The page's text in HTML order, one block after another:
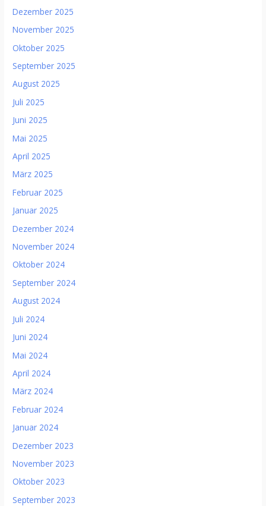
Dezember 2025
November 2025
Oktober 2025
September 2025
August 2025
Juli 2025
Juni 2025
Mai 2025
April 2025
März 2025
Februar 2025
Januar 2025
Dezember 2024
November 2024
Oktober 2024
September 2024
August 2024
Juli 2024
Juni 2024
Mai 2024
April 2024
März 2024
Februar 2024
Januar 2024
Dezember 2023
November 2023
Oktober 2023
September 2023